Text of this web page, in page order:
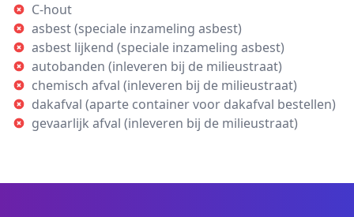
C-hout
asbest (speciale inzameling asbest)
asbest lijkend (speciale inzameling asbest)
autobanden (inleveren bij de milieustraat)
chemisch afval (inleveren bij de milieustraat)
dakafval (aparte container voor dakafval bestellen)
gevaarlijk afval (inleveren bij de milieustraat)